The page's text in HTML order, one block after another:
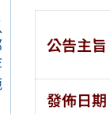
公告主旨
發佈日期